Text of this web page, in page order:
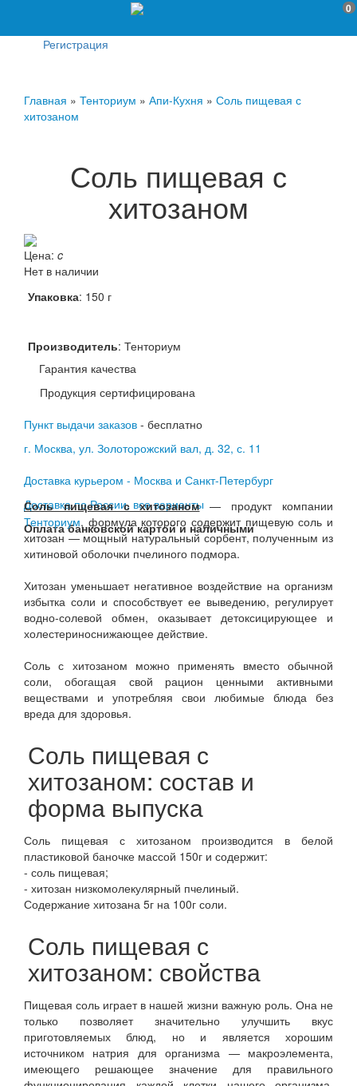
0
Регистрация
Главная » Тенториум » Апи-Кухня » Соль пищевая с
хитозаном
Соль пищевая с
хитозаном
Цена: c
Нет в наличии
Упаковка: 150 г
Производитель: Тенториум
Гарантия качества
Продукция сертифицирована
Пункт выдачи заказов - бесплатно
г. Москва, ул. Золоторожский вал, д. 32, с. 11
Доставка курьером - Москва и Санкт-Петербург
Доставка по России, все варианты
Оплата банковской картой и наличными
Соль пищевая с хитозаном— продукт компании
Тенториум, формула которого содержит пищевую соль и
хитозан — мощный натуральный сорбент, полученным из
хитиновой оболочки пчелиного подмора.
Хитозан уменьшает негативное воздействие на организм
избытка соли и способствует ее выведению, регулирует
водно-солевой обмен, оказывает детоксицирующее и
холестериноснижающее действие.
Соль с хитозаном можно применять вместо обычной
соли, обогащая свой рацион ценными активными
веществами и употребляя свои любимые блюда без
вреда для здоровья.
Соль пищевая с
хитозаном: состав и
форма выпуска
Соль пищевая с хитозаном производится в белой
пластиковой баночке массой 150г и содержит:
- соль пищевая;
- хитозан низкомолекулярный пчелиный.
Содержание хитозана 5г на 100г соли.
Соль пищевая с
хитозаном: свойства
Пищевая соль играет в нашей жизни важную роль. Она не
только позволяет значительно улучшить вкус
приготовляемых блюд, но и является хорошим
источником натрия для организма — макроэлемента,
имеющего решающее значение для правильного